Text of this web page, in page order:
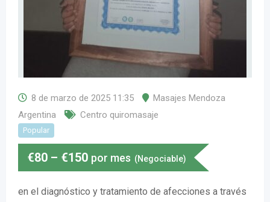
8 de marzo de 2025 11:35
Masajes Mendoza
Argentina
Centro quiromasaje
Popular
€80 – €150 por mes (Negociable)
en el diagnóstico y tratamiento de afecciones a través